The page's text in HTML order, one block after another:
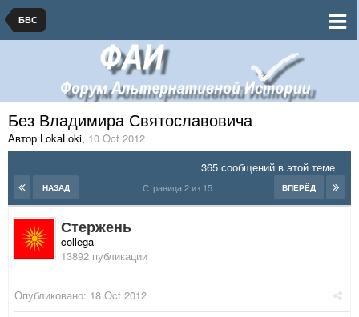
БВС
Без Владимира Святославовича
Автор LokaLoki, 10 Oct 2012
365 сообщений в этой теме
НАЗАД ВПЕРЁД
Страница 2 из 15
Стержень
collega
13892 публикации
Опубликовано: 18 Oct 2012